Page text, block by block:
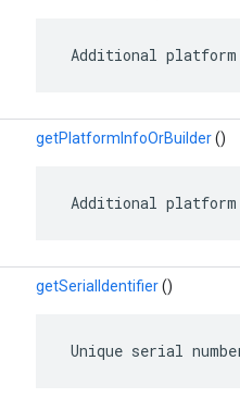
Additional
getPlatformInfoOrBuilder()
Additional
getSerialIdentifier()
Unique serial